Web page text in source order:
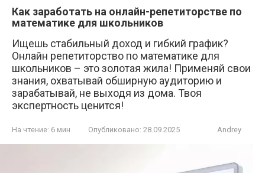
Как заработать на онлайн-репетиторстве по
математике для школьников
Ищешь стабильный доход и гибкий график?
Онлайн репетиторство по математике для
школьников – это золотая жила! Применяй свои
знания, охватывай обширную аудиторию и
зарабатывай, не выходя из дома. Твоя
экспертность ценится!
На чтение: 6 мин Опубликовано: 28.09.2025 Andrey